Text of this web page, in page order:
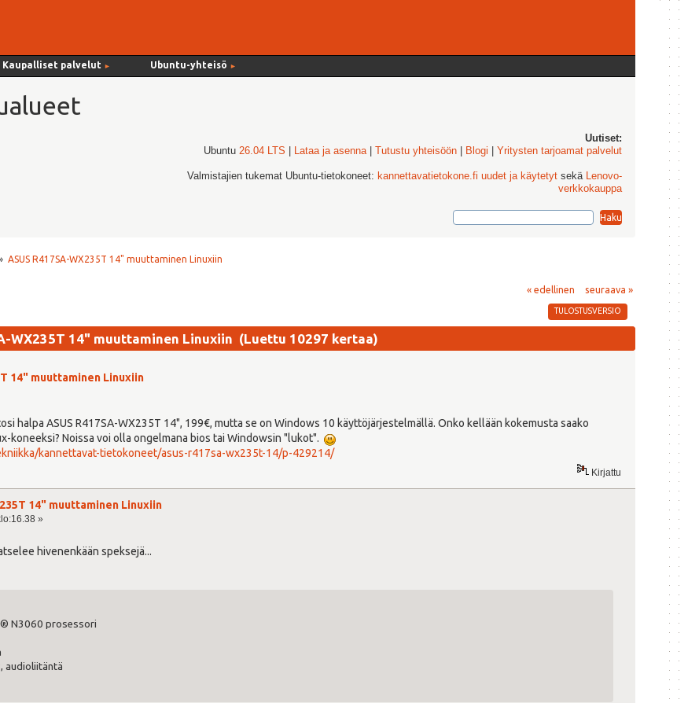
Kaupalliset palvelut ► Ubuntu-yhteisö ►
Uutiset:
Ubuntu26.04 LTS Lataa ja asenna|Tutustu yhteisöön Blogi |Yritysten tarjoamat palvelut
Valmistajien tukemat Ubuntu-tietokoneet: kannettavatietokone.fi uudet ja käytetyt sekä Lenovo-
verkkokauppa
ASUS R417SA-WX235T 14" muuttaminen Linuxiin
« edellinen seuraava »
TULOSTUSVERSIO
WX235T 14" muuttaminen Linuxiin (Luettu 10297 kertaa)
14" muuttaminen Linuxiin
halpa ASUS R417SA-WX235T 14", 199€, mutta se on Windows 10 käyttöjärjestelmällä. Onko kellään kokemusta saako
koneeksi? Noissa voi olla ongelmana bios tai Windowsin "lukot".
kannettavat-tietokoneet/asus-r417sa-wx235t-14/p-429214/
Kirjattu
14" muuttaminen Linuxiin
»
hivenenkään speksejä...
N3060 prosessori
audioliitäntä